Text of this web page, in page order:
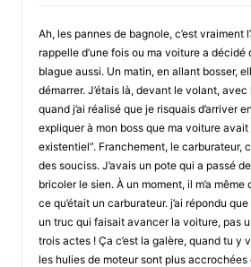
Ah, les pannes de bagnole, c’est vraiment
rappelle d’une fois ou ma voiture a
blague aussi. Un matin, en allant bosser,
démarrer. J’étais là, devant le volant,
quand j’ai réalisé que je risquais d’arriver
expliquer à mon boss que ma voiture avait
existentiel”. Franchement, le carburateur,
des souciss. J’avais un pote qui a passé
bricoler le sien. À un moment, il m’a
ce qu’était un carburateur. j’ai répondu
un truc qui faisait avancer la voiture, pas
trois actes ! Ça c’est la galère, quand tu y
les hulies de moteur sont plus accrochées